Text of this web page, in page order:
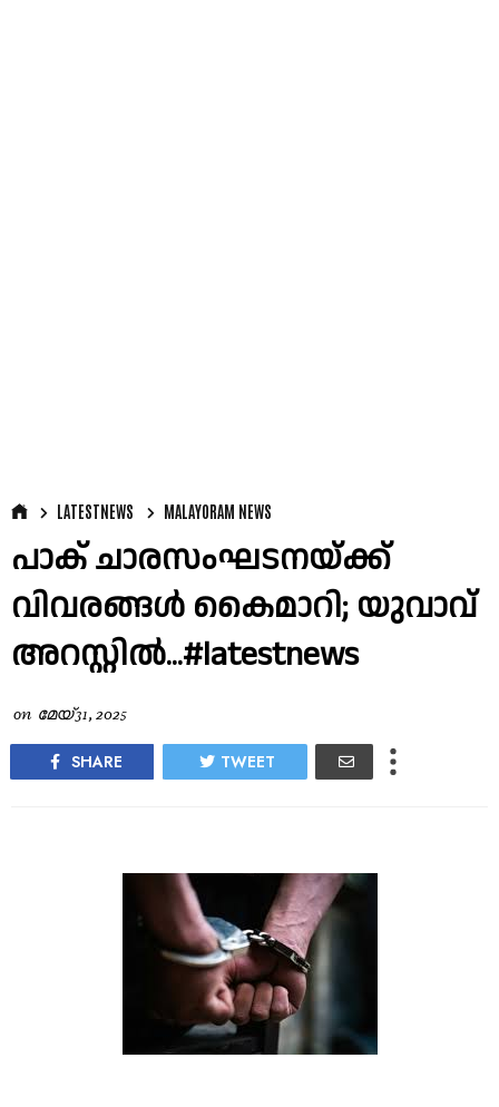
LATESTNEWS MALAYORAM NEWS
പാക് ചാരസംഘടനയ്ക്ക്
വിവരങ്ങൾ കൈമാറി; യുവാവ്
അറസ്റ്റിൽ...#latestnews
on മേയ് 31, 2025
SHARE TWEET